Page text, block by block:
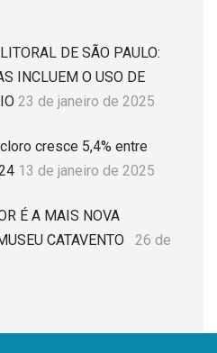
DE SÃO PAULO:
INCLUEM O USO DE
23 de janeiro de 2025
cresce 5,4% entre
13 de janeiro de 2025
É A MAIS NOVA
CATAVENTO
26 de